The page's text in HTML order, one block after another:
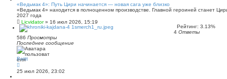
«Ведьмак 4»: Путь Цири начинается — новая сага уже близко
«Ведьмак 4» находится в полноценном производстве. Главной героиней станет
2027 года
Licvidator» 16 июл 2026, 15:19
Рейтинг: 3.13%
4 Ответы
586 Просмотры
Последнее сообщение
Bottt
25 июл 2026, 23:02